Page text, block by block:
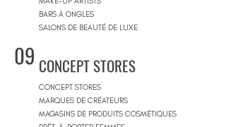
BARS À ONGLES
SALONS DE BEAUTÉ DE LUXE
09 CONCEPT STORES
CONCEPT STORES
MARQUES DE CRÉATEURS
MAGASINS DE PRODUITS COSMÉTIQUES